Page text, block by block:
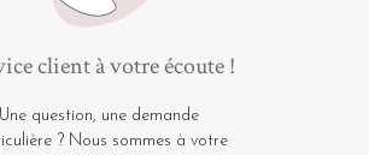
client à votre écoute !
Une question, une demande
? Nous sommes à votre